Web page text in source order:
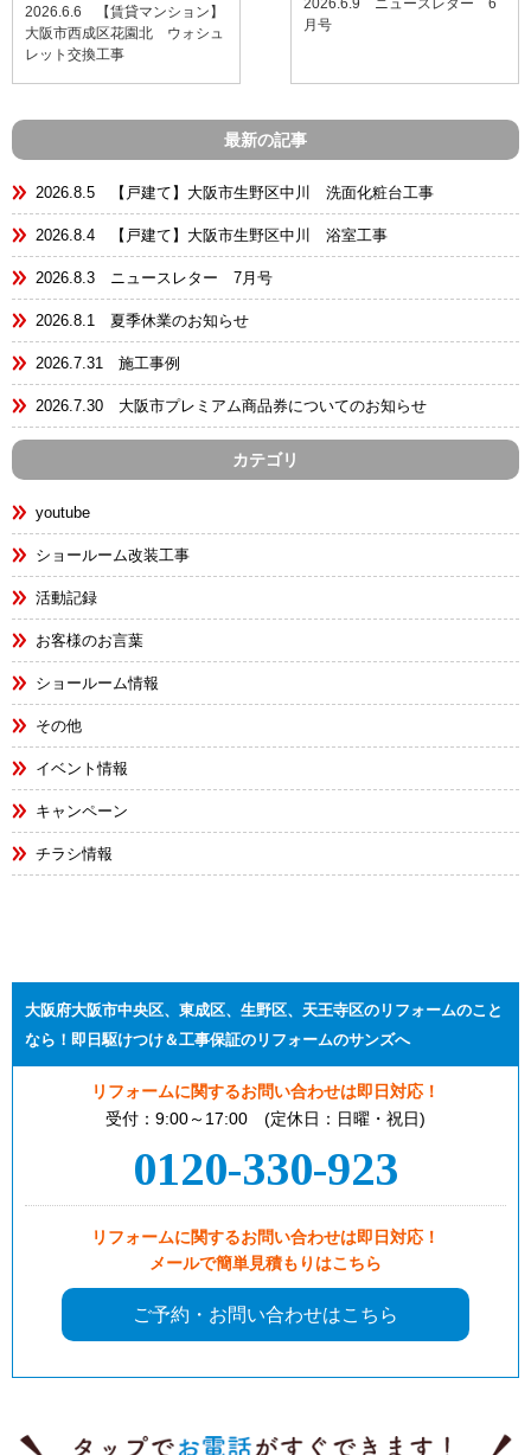
2026.6.6 【賃貸マンション】
大阪市西成区花園北 ウォシュ
レット交換工事
2026.6.9 ニュースレター 6
月号
最新の記事
2026.8.5 【戸建て】大阪市生野区中川 洗面化粧台工事
2026.8.4 【戸建て】大阪市生野区中川 浴室工事
2026.8.3 ニュースレター 7月号
2026.8.1 夏季休業のお知らせ
2026.7.31 施工事例
2026.7.30 大阪市プレミアム商品券についてのお知らせ
カテゴリ
youtube
ショールーム改装工事
活動記録
お客様のお言葉
ショールーム情報
その他
イベント情報
キャンペーン
チラシ情報
大阪府大阪市中央区、東成区、生野区、天王寺区のリフォームのこと
なら！即日駆けつけ＆工事保証のリフォームのサンズへ
リフォームに関するお問い合わせは即日対応！
受付：9:00～17:00 (定休日：日曜・祝日)
0120-330-923
リフォームに関するお問い合わせは即日対応！
メールで簡単見積もりはこちら
ご予約・お問い合わせはこちら